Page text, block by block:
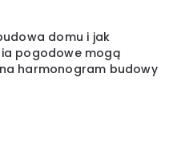
domu i jak
pogodowe mogą
harmonogram budowy